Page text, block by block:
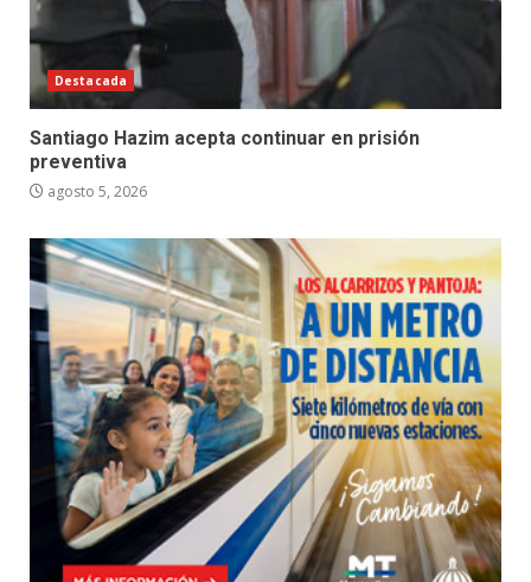
Destacada
Santiago Hazim acepta continuar en prisión
preventiva
agosto 5, 2026